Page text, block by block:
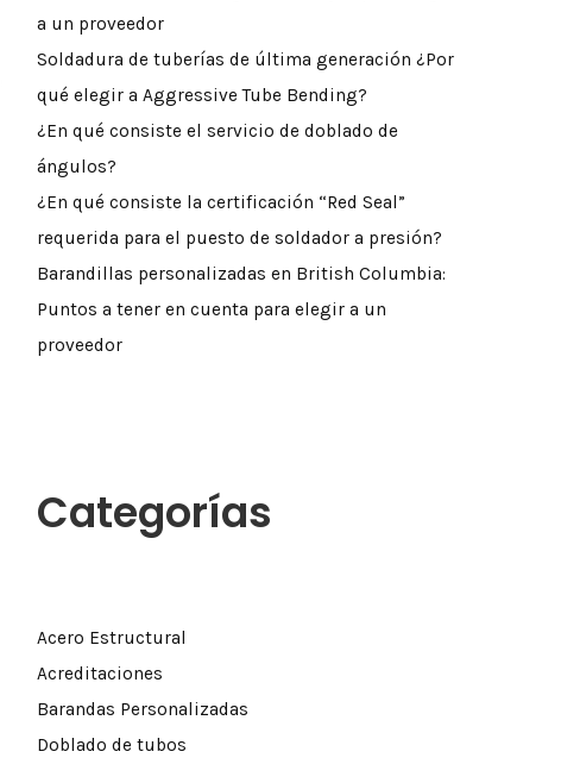
a un proveedor
Soldadura de tuberías de última generación ¿Por
qué elegir a Aggressive Tube Bending?
¿En qué consiste el servicio de doblado de
ángulos?
¿En qué consiste la certificación “Red Seal”
requerida para el puesto de soldador a presión?
Barandillas personalizadas en British Columbia:
Puntos a tener en cuenta para elegir a un
proveedor
Categorías
Acero Estructural
Acreditaciones
Barandas Personalizadas
Doblado de tubos